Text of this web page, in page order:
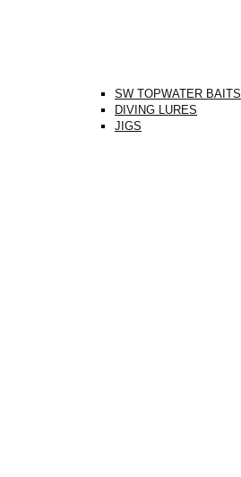
SW TOPWATER BAITS
DIVING LURES
JIGS